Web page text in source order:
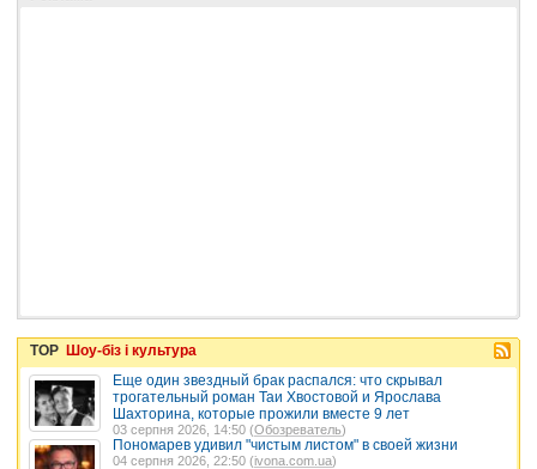
TOP Шоу-біз і культура
Еще один звездный брак распался: что скрывал
трогательный роман Таи Хвостовой и Ярослава
Шахторина, которые прожили вместе 9 лет
03 серпня 2026, 14:50 (Обозреватель)
Пономарев удивил "чистым листом" в своей жизни
04 серпня 2026, 22:50 (ivona.com.ua)